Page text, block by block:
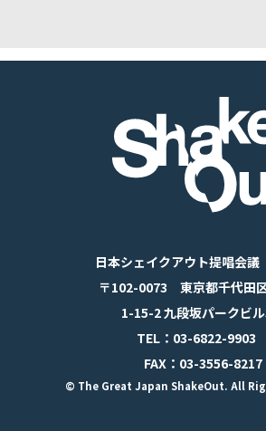
日本シェイクアウト提唱会
〒102-0073 東京都千代田
1-15-2 九段坂パークビ
TEL：03-6822-9903
FAX：03-3556-8217
© The Great Japan ShakeOut. All